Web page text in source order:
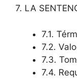
7. LA
7.1.
7.2.
7.3.
7.4.